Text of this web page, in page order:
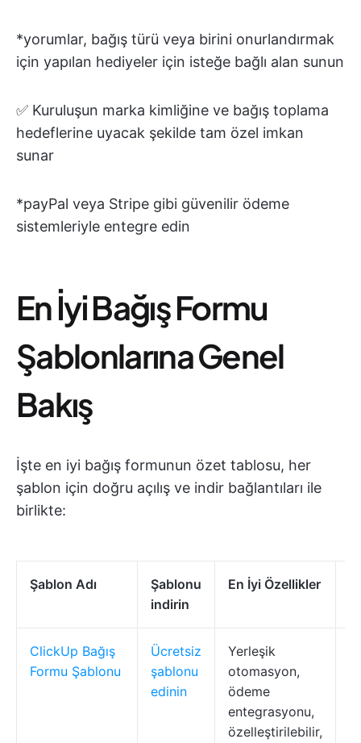
*yorumlar, bağış türü veya birini onurlandırmak
için yapılan hediyeler için isteğe bağlı alan sunun
✅ Kuruluşun marka kimliğine ve bağış toplama
hedeflerine uyacak şekilde tam özel imkan
sunar
*payPal veya Stripe gibi güvenilir ödeme
sistemleriyle entegre edin
En İyi Bağış Formu
Şablonlarına Genel
Bakış
İşte en iyi bağış formunun özet tablosu, her
şablon için doğru açılış ve indir bağlantıları ile
birlikte:
Şablon Adı
Şablonu
indirin
En İyi Özellikler
ClickUp Bağış
Formu Şablonu
Ücretsiz
şablonu
edinin
Yerleşik
otomasyon,
ödeme
entegrasyonu,
özelleştirilebilir,